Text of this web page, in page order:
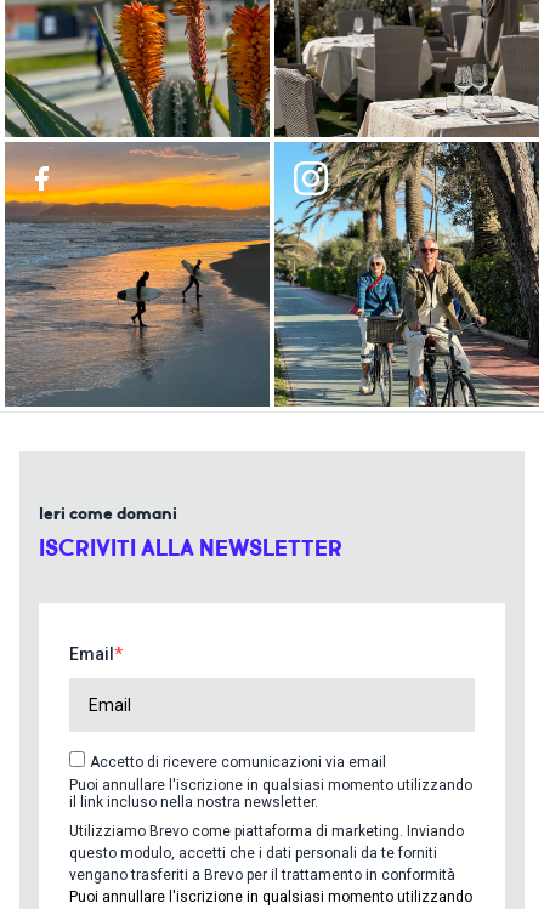
Ieri come domani
ISCRIVITI ALLA NEWSLETTER
Email
Accetto di ricevere comunicazioni via email
Puoi annullare l'iscrizione in qualsiasi momento utilizzando
il link incluso nella nostra newsletter.
Utilizziamo Brevo come piattaforma di marketing. Inviando
questo modulo, accetti che i dati personali da te forniti
vengano trasferiti a Brevo per il trattamento in conformità
Puoi annullare l'iscrizione in qualsiasi momento utilizzando